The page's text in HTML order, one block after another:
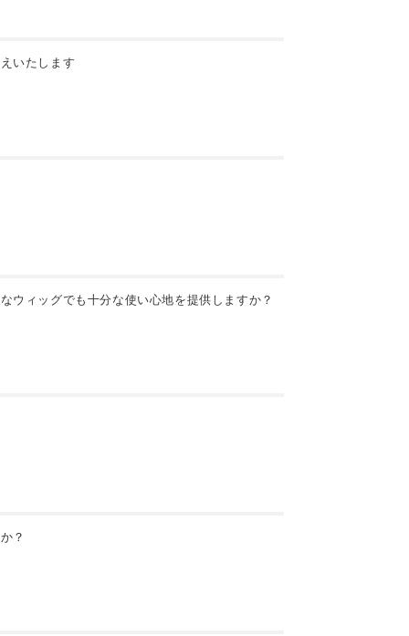
いたします
ウィッグでも十分な使い心地を提供しますか？
？